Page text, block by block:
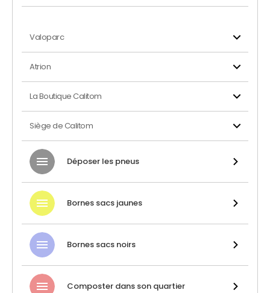
Valoparc
Atrion
La Boutique Calitom
Siège de Calitom
Déposer les pneus
Bornes sacs jaunes
Bornes sacs noirs
Composter dans son quartier